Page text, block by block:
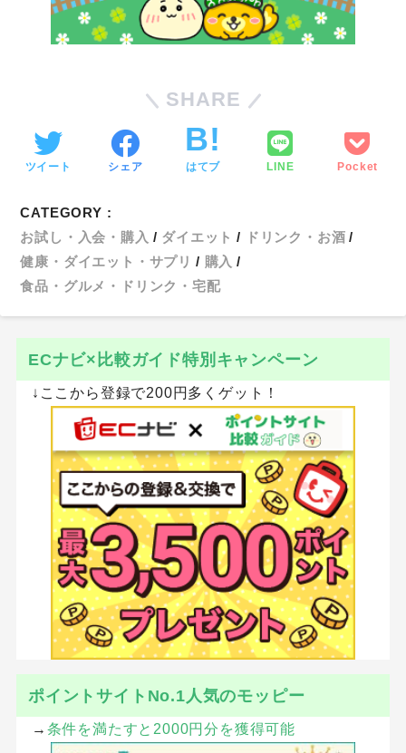
SHARE
ツイート シェア はてブ LINE Pocket
CATEGORY :
お試し・入会・購入
ダイエット
ドリンク・お酒
健康・ダイエット・サプリ
購入
食品・グルメ・ドリンク・宅配
ECナビ×比較ガイド特別キャンペーン
↓ここから登録で200円多くゲット！
ポイントサイトNo.1人気のモッピー
→ 条件を満たすと2000円分を獲得可能